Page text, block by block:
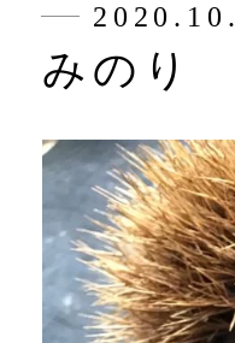
みのり